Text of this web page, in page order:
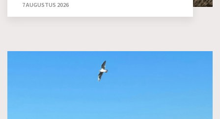
7 AUGUSTUS 2026